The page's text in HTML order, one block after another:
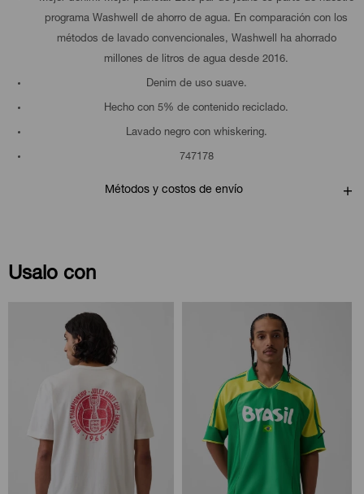
programa Washwell de ahorro de agua. En comparación con los
métodos de lavado convencionales, Washwell ha ahorrado
millones de litros de agua desde 2016.
Denim de uso suave.
Hecho con 5% de contenido reciclado.
Lavado negro con whiskering.
747178
Métodos y costos de envío
Usalo con